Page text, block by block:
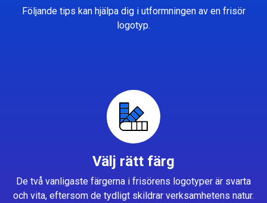
Följande tips kan hjälpa dig i utformningen av en frisör
logotyp.
Välj rätt färg
De två vanligaste färgerna i frisörens logotyper är svarta
och vita, eftersom de tydligt skildrar verksamhetens natur.